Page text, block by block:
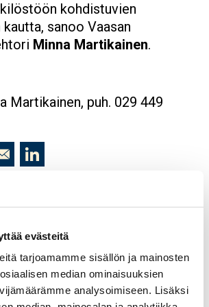
evästeitä
tarjoamamme sisällön ja mainosten
median ominaisuuksien
analysoimiseen. Lisäksi
kohdistuvien
sanoo Vaasan
Minna Martikainen.
Martikainen, puh. 029 449
window
in a new window
Opens in a new window
yliopiston
uutiskirje